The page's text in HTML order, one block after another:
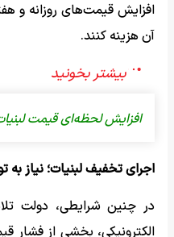
افزایش قیمت‌های روزانه و
آن‌ هزینه کنند.
افزایش لحظه‌ای قیمت
اجرای تخفیف لبنیات؛ نیاز
در چنین شرایطی، دولت
الکترونیکی، بخشی از فشار